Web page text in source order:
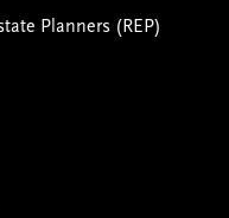
Planners (REP)